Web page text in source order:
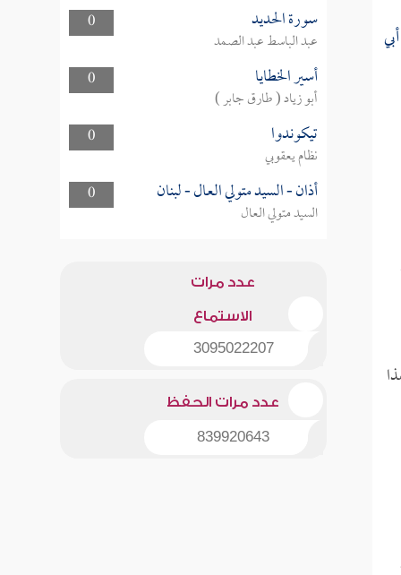
أبي
0
سورة الحديد
عبد الباسط عبد الصمد
0
أسير الخطايا
أبو زياد ( طارق جابر )
0
تيكوندوا
نظام يعقوبي
0
أذان - السيد متولي العال - لبنان
السيد متولي العال
عدد مرات
الاستماع
3095022207
عدد مرات الحفظ
839920643